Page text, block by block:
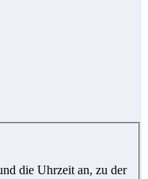
die Uhrzeit an, zu der